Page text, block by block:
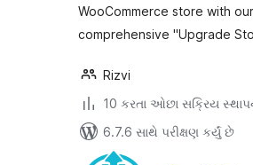
WooCommerce store with our
comprehensive "Upgrade
Rizvi
10 કરતા ઓછા સક્રિય
6.7.6 સાથે પરીક્ષણ કર્યું છે